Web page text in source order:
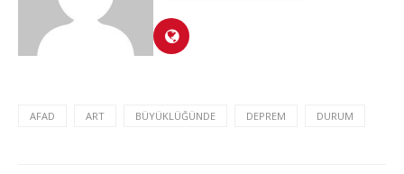
AFAD ART BÜYÜKLÜĞÜNDE DEPREM DURUM